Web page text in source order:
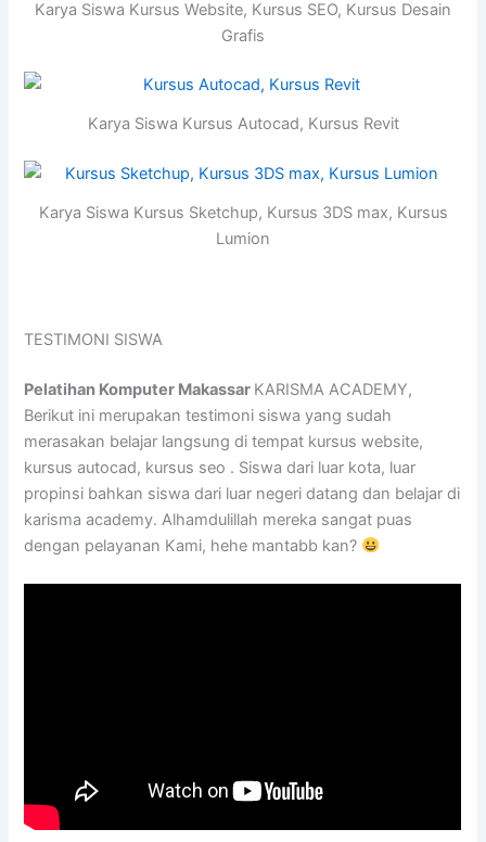
Karya Siswa Kursus Website, Kursus SEO, Kursus Desain
Grafis
Karya Siswa Kursus Autocad, Kursus Revit
Karya Siswa Kursus Sketchup, Kursus 3DS max, Kursus
Lumion
TESTIMONI SISWA
Pelatihan Komputer Makassar KARISMA ACADEMY,
Berikut ini merupakan testimoni siswa yang sudah
merasakan belajar langsung di tempat kursus website,
kursus autocad, kursus seo . Siswa dari luar kota, luar
propinsi bahkan siswa dari luar negeri datang dan belajar di
karisma academy. Alhamdulillah mereka sangat puas
dengan pelayanan Kami, hehe mantabb kan?